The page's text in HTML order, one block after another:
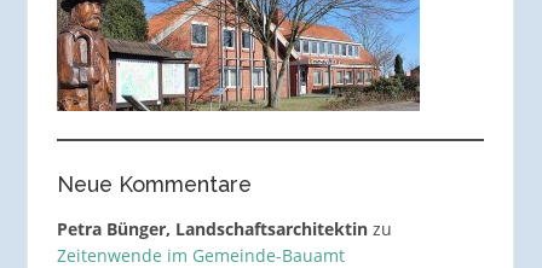
Neue Kommentare
Petra Bünger, Landschaftsarchitektinzu
Zeitenwende im Gemeinde-Bauamt